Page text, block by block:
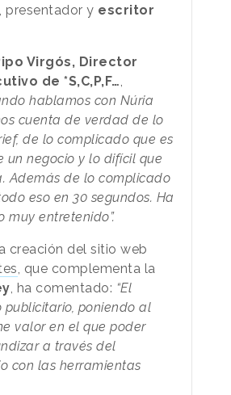
presentador y escritor
Virgós, Director
de *S,C,P,F…,
hablamos con Núria
cuenta de verdad de lo
de lo complicado que es
un negocio y lo difícil que
Además de lo complicado
eso en 30 segundos. Ha
muy entretenido”.
creación del sitio web
, que complementa la
, ha comentado: “El
poniendo al
valor en el que poder
a través del
con las herramientas